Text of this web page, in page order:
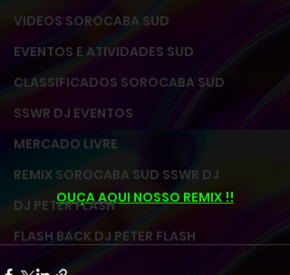
VIDEOS SOROCABA SUD
EVENTOS E ATIVIDADES SUD
CLASSIFICADOS SOROCABA SUD
SSWR DJ EVENTOS
MERCADO LIVRE
REMIX SOROCABA SUD SSWR DJ
DJ PETER FLASH
FLASH BACK DJ PETER FLASH
OUÇA AQUI NOSSO REMIX !!